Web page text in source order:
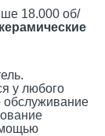
18.000 об/
у любого
обслуживание